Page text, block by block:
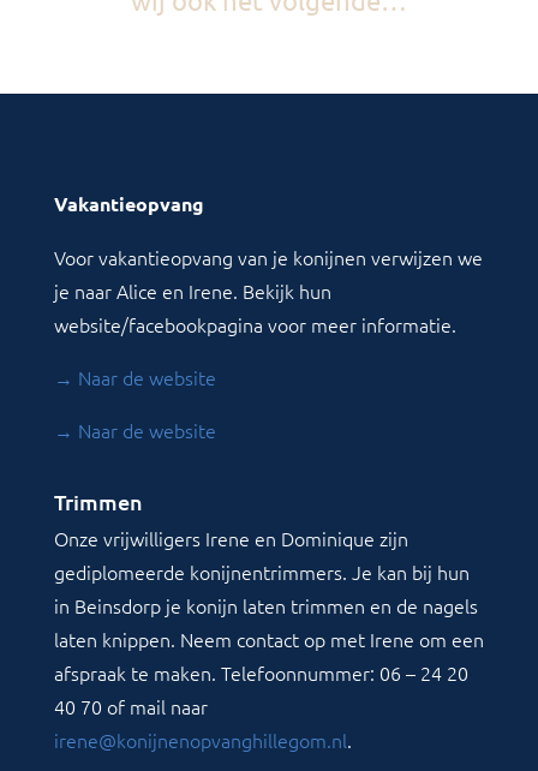
Vakantieopvang
Voor vakantieopvang van je konijnen verwijzen we
je naar Alice en Irene. Bekijk hun
website/facebookpagina voor meer informatie.
→ Naar de website
→ Naar de website
Trimmen
Onze vrijwilligers Irene en Dominique zijn
gediplomeerde konijnentrimmers. Je kan bij hun
in Beinsdorp je konijn laten trimmen en de nagels
laten knippen. Neem contact op met Irene om een
afspraak te maken. Telefoonnummer: 06 – 24 20
40 70 of mail naar
irene@konijnenopvanghillegom.nl.